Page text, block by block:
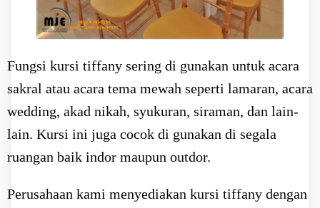
Fungsi kursi tiffany sering di gunakan untuk acara
sakral atau acara tema mewah seperti lamaran, acara
wedding, akad nikah, syukuran, siraman, dan lain-
lain. Kursi ini juga cocok di gunakan di segala
ruangan baik indor maupun outdor.
Perusahaan kami menyediakan kursi tiffany dengan